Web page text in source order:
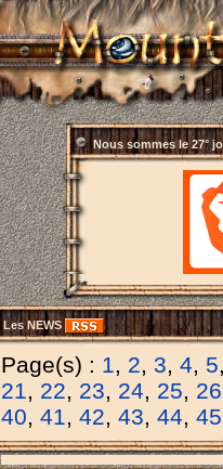
Nous sommes le 27°
Les NEWS
Page(s) : 1, 2, 3, 4, 5
21, 22, 23, 24, 25, 26
40, 41, 42, 43, 44, 45